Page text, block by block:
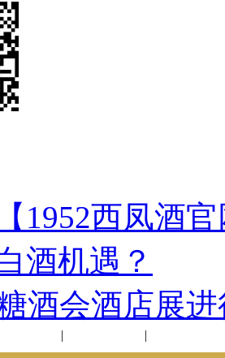
【1952西凤酒
酒机遇？
酒会酒店展
| |